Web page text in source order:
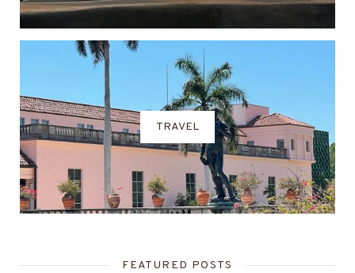
TRAVEL
FEATURED POSTS